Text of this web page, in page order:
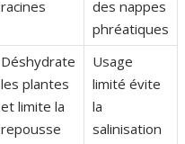
racines
des nappes
phréatiques
Déshydrate
les plantes
et limite la
repousse
Usage
limité évite
la
salinisation